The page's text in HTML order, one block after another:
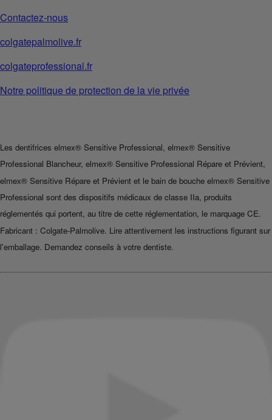
Contactez-nous
colgatepalmolive.fr
colgateprofessional.fr
Notre politique de protection de la vie privée
Les dentifrices elmex® Sensitive Professional, elmex® Sensitive
Professional Blancheur, elmex® Sensitive Professional Répare et Prévient,
elmex® Sensitive Répare et Prévient et le bain de bouche elmex® Sensitive
Professional sont des dispositifs médicaux de classe IIa, produits
réglementés qui portent, au titre de cette réglementation, le marquage CE.
Fabricant : Colgate-Palmolive. Lire attentivement les instructions figurant sur
l'emballage. Demandez conseils à votre dentiste.